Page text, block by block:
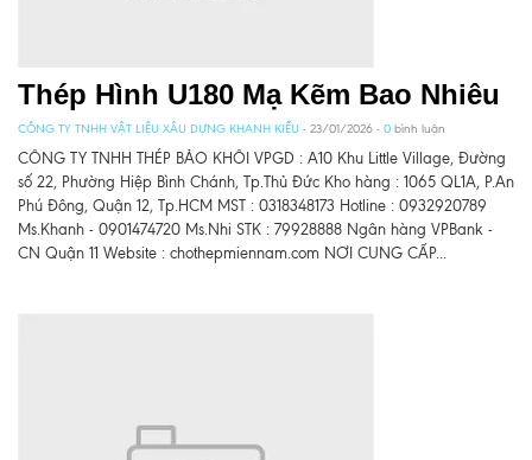
Thép Hình U180 Mạ Kẽm Bao Nhiêu
CÔNG TY TNHH VẬT LIỆU XÂU DỰNG KHANH KIỀU - 23/01/2026 - 0 bình luận
CÔNG TY TNHH THÉP BẢO KHÔI VPGD : A10 Khu Little Village, Đường
số 22, Phường Hiệp Bình Chánh, Tp.Thủ Đức Kho hàng : 1065 QL1A, P.An
Phú Đông, Quận 12, Tp.HCM MST : 0318348173 Hotline : 0932920789
Ms.Khanh - 0901474720 Ms.Nhi STK : 79928888 Ngân hàng VPBank -
CN Quận 11 Website : chothepmiennam.com NƠI CUNG CẤP...